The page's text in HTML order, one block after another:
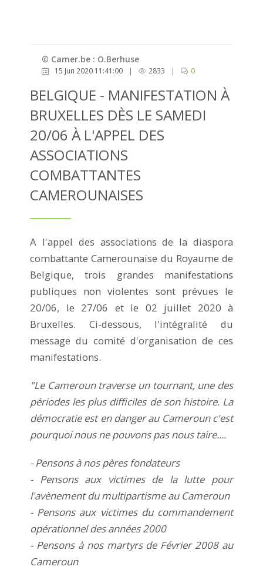
© Camer.be : O.Berhuse
15 Jun 2020 11:41:00 | 2833 | 0
BELGIQUE - MANIFESTATION À
BRUXELLES DÈS LE SAMEDI
20/06 À L'APPEL DES
ASSOCIATIONS
COMBATTANTES
CAMEROUNAISES
A l'appel des associations de la diaspora
combattante Camerounaise du Royaume de
Belgique, trois grandes manifestations
publiques non violentes sont prévues le
20/06, le 27/06 et le 02 juillet 2020 à
Bruxelles. Ci-dessous, l'intégralité du
message du comité d'organisation de ces
manifestations.
"Le Cameroun traverse un tournant, une des
périodes les plus difficiles de son histoire. La
démocratie est en danger au Cameroun c'est
pourquoi nous ne pouvons pas nous taire....
- Pensons à nos pères fondateurs
- Pensons aux victimes de la lutte pour
l'avènement du multipartisme au Cameroun
- Pensons aux victimes du commandement
opérationnel des années 2000
- Pensons à nos martyrs de Février 2008 au
Cameroun